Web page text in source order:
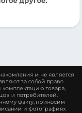
и не является
за собой право
товара,
и потребителей.
факту, приносим
и фотографиях